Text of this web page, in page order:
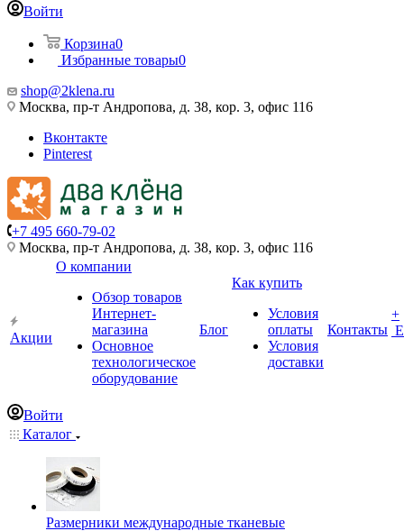
Войти
Корзина0
Избранные товары0
shop@2klena.ru
Москва, пр-т Андропова, д. 38, кор. 3, офис 116
Вконтакте
Pinterest
+7 495 660-79-02
Москва, пр-т Андропова, д. 38, кор. 3, офис 116
Акции
О компании
Обзор товаров
Интернет-
магазина
Основное
технологическое
оборудование
Блог
Как купить
Условия
оплаты
Условия
доставки
Контакты
+
Войти
Каталог
Размерники международные тканевые